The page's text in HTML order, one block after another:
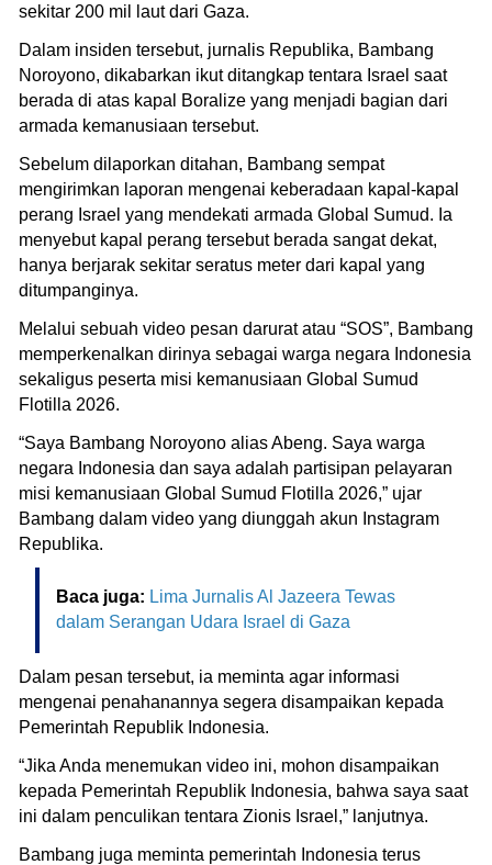
sekitar 200 mil laut dari Gaza.
Dalam insiden tersebut, jurnalis Republika, Bambang
Noroyono, dikabarkan ikut ditangkap tentara Israel saat
berada di atas kapal Boralize yang menjadi bagian dari
armada kemanusiaan tersebut.
Sebelum dilaporkan ditahan, Bambang sempat
mengirimkan laporan mengenai keberadaan kapal-kapal
perang Israel yang mendekati armada Global Sumud. Ia
menyebut kapal perang tersebut berada sangat dekat,
hanya berjarak sekitar seratus meter dari kapal yang
ditumpanginya.
Melalui sebuah video pesan darurat atau “SOS”, Bambang
memperkenalkan dirinya sebagai warga negara Indonesia
sekaligus peserta misi kemanusiaan Global Sumud
Flotilla 2026.
“Saya Bambang Noroyono alias Abeng. Saya warga
negara Indonesia dan saya adalah partisipan pelayaran
misi kemanusiaan Global Sumud Flotilla 2026,” ujar
Bambang dalam video yang diunggah akun Instagram
Republika.
Baca juga: Lima Jurnalis Al Jazeera Tewas
dalam Serangan Udara Israel di Gaza
Dalam pesan tersebut, ia meminta agar informasi
mengenai penahanannya segera disampaikan kepada
Pemerintah Republik Indonesia.
“Jika Anda menemukan video ini, mohon disampaikan
kepada Pemerintah Republik Indonesia, bahwa saya saat
ini dalam penculikan tentara Zionis Israel,” lanjutnya.
Bambang juga meminta pemerintah Indonesia terus